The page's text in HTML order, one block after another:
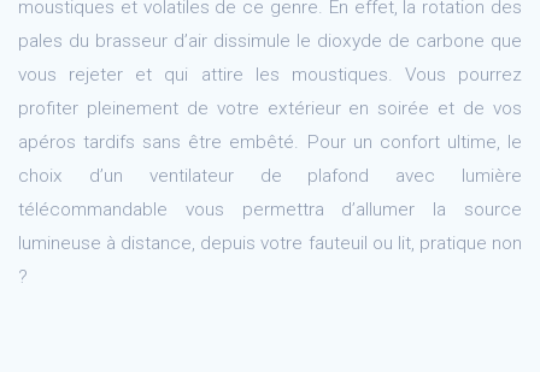
moustiques et volatiles de ce genre. En effet, la rotation des
pales du brasseur d’air dissimule le dioxyde de carbone que
vous rejeter et qui attire les moustiques. Vous pourrez
profiter pleinement de votre extérieur en soirée et de vos
apéros tardifs sans être embêté. Pour un confort ultime, le
choix d’un ventilateur de plafond avec lumière
télécommandable vous permettra d’allumer la source
lumineuse à distance, depuis votre fauteuil ou lit, pratique non
?